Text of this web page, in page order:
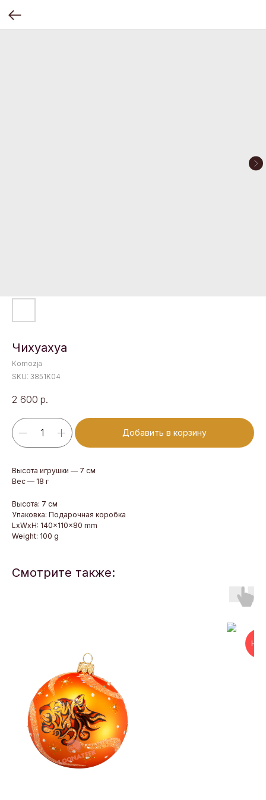
Чихуахуа
Komozja
SKU: 3851K04
2 600 р.
Добавить в корзину
Высота игрушки — 7 см
Вес — 18 г
Высота: 7 см
Упаковка: Подарочная коробка
LxWxH: 140x110x80 mm
Weight: 100 g
Смотрите также: